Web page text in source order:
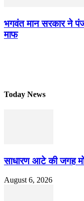
भगवंत मान सरकार ने
माफ
Today News
साधारण आटे की जगह
August 6, 2026